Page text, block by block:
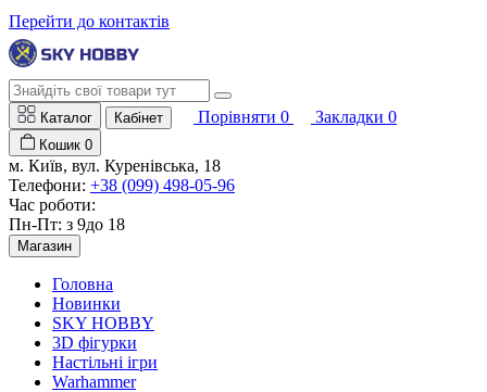
Перейти до контактів
Каталог Кабінет Порівняти 0 Закладки 0
Кошик 0
м. Київ, вул. Куренівська, 18
Телефони: +38 (099) 498-05-96
Час роботи:
Пн-Пт: з 9до 18
Магазин
Головна
Новинки
SKY HOBBY
3D фігурки
Настільні ігри
Warhammer